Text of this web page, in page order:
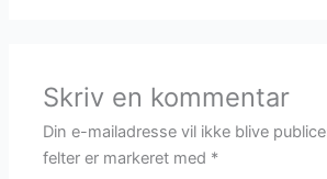
Skriv en kommentar
Din e-mailadresse vil ikke blive
felter er markeret med *